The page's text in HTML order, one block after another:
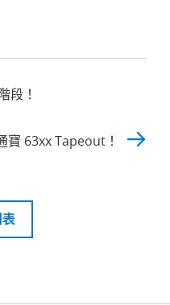
段！
寶 63xx Tapeout！